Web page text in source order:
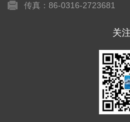
传真：86-0316-2723681
关